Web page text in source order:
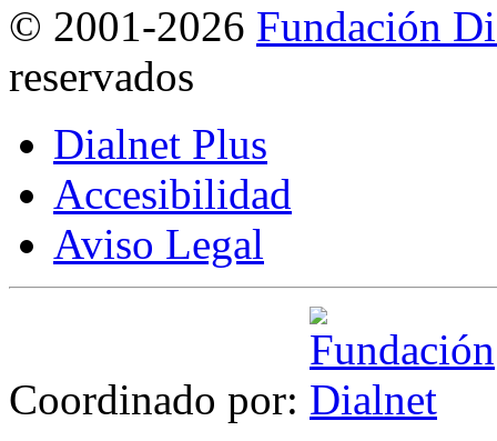
© 2001-2026 Fundación
reservados
Dialnet Plus
Accesibilidad
Aviso Legal
Coordinado por: